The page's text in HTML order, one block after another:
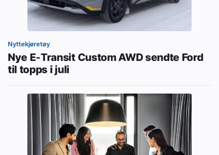
Nyttekjøretøy
Nye E-Transit Custom AWD sendte Ford
til topps i juli